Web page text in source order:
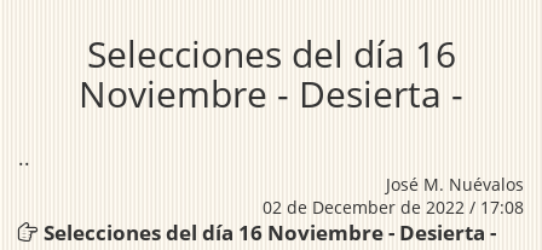
Selecciones del día 16
Noviembre - Desierta -
..
José M. Nuévalos
02 de December de 2022 / 17:08
Selecciones del día 16 Noviembre - Desierta -